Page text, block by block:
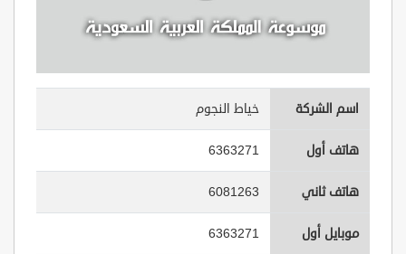
اسم الشركة خياط النجوم
هاتف أول 6363271
هاتف ثاني 6081263
موبايل أول 6363271